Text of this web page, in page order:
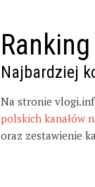
Najbardziej
Na stronie
polskich kanałów
oraz zestawienie